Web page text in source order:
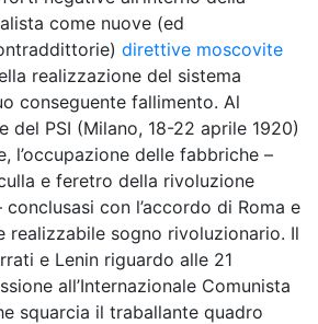
come nuove (ed
direttive moscovite
realizzazione del sistema
conseguente fallimento. Al
del PSI (Milano, 18-22 aprile 1920)
l’occupazione delle fabbriche –
e feretro della rivoluzione
con l’accordo di Roma e
realizzabile sogno rivoluzionario. Il
e Lenin riguardo alle 21
all’Internazionale Comunista
squarcia il traballante quadro